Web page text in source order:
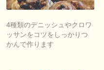
4種類のデニッシュやクロワ
ッサンをコツをしっかりつ
かんで作ります